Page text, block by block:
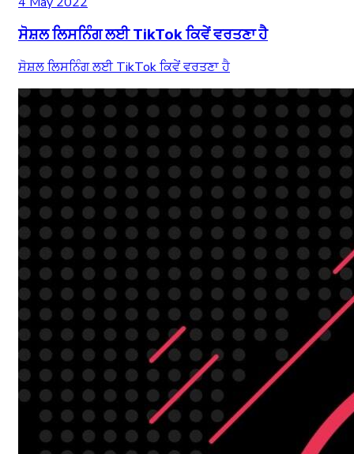
ਸੋਸ਼ਲ ਲਿਸਨਿੰਗ ਲਈ TikTok ਕਿਵੇਂ ਵਰਤਣਾ ਹੈ
ਸੋਸ਼ਲ ਲਿਸਨਿੰਗ ਲਈ TikTok ਕਿਵੇਂ ਵਰਤਣਾ ਹੈ